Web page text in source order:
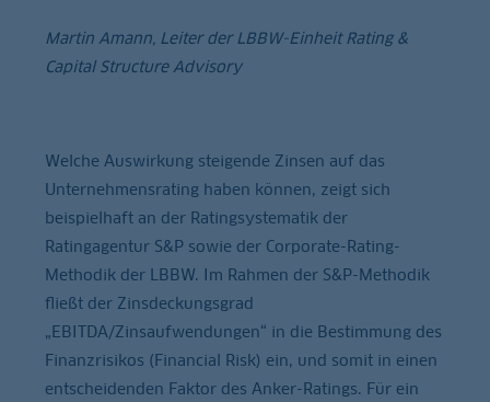
Martin Amann, Leiter der LBBW-Einheit Rating &
Capital Structure Advisory
Welche Auswirkung steigende Zinsen auf das
Unternehmensrating haben können, zeigt sich
beispielhaft an der Ratingsystematik der
Ratingagentur S&P sowie der Corporate-Rating-
Methodik der LBBW. Im Rahmen der S&P-Methodik
fließt der Zinsdeckungsgrad
„EBITDA/Zinsaufwendungen“ in die Bestimmung des
Finanzrisikos (Financial Risk) ein, und somit in einen
entscheidenden Faktor des Anker-Ratings. Für ein